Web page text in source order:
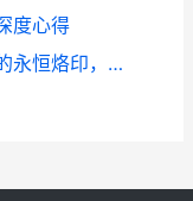
度心得
王者荣耀最强战绩图片，荣耀瞬间的永恒烙印，副标题，一张截图背后的竞技灵魂